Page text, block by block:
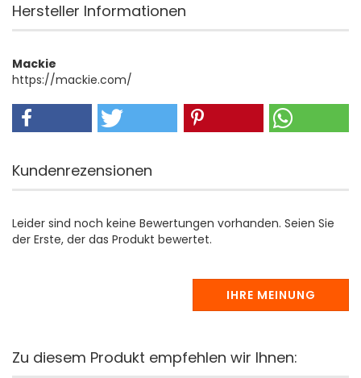
Hersteller Informationen
Mackie
https://mackie.com/
Kundenrezensionen
Leider sind noch keine Bewertungen vorhanden. Seien Sie
der Erste, der das Produkt bewertet.
IHRE MEINUNG
Zu diesem Produkt empfehlen wir Ihnen: